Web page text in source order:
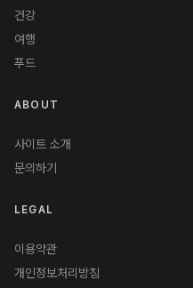
건강
여행
푸드
ABOUT
사이트 소개
문의하기
LEGAL
이용약관
개인정보처리방침